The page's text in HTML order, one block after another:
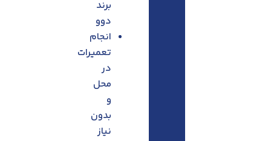
برند
دوو
انجام
تعمیرات
در
محل
و
بدون
نیاز